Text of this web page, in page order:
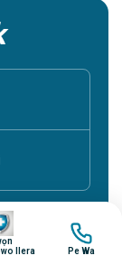
Ilera
aworan
Pe Wa